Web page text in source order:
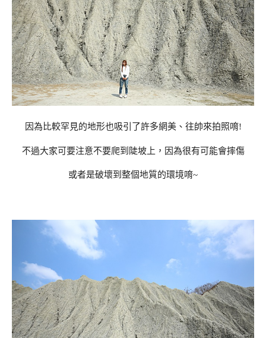
因為比較罕見的地形也吸引了許多網美、往帥來拍照唷!
不過大家可要注意不要爬到陡坡上，因為很有可能會摔傷
或者是破壞到整個地質的環境唷~